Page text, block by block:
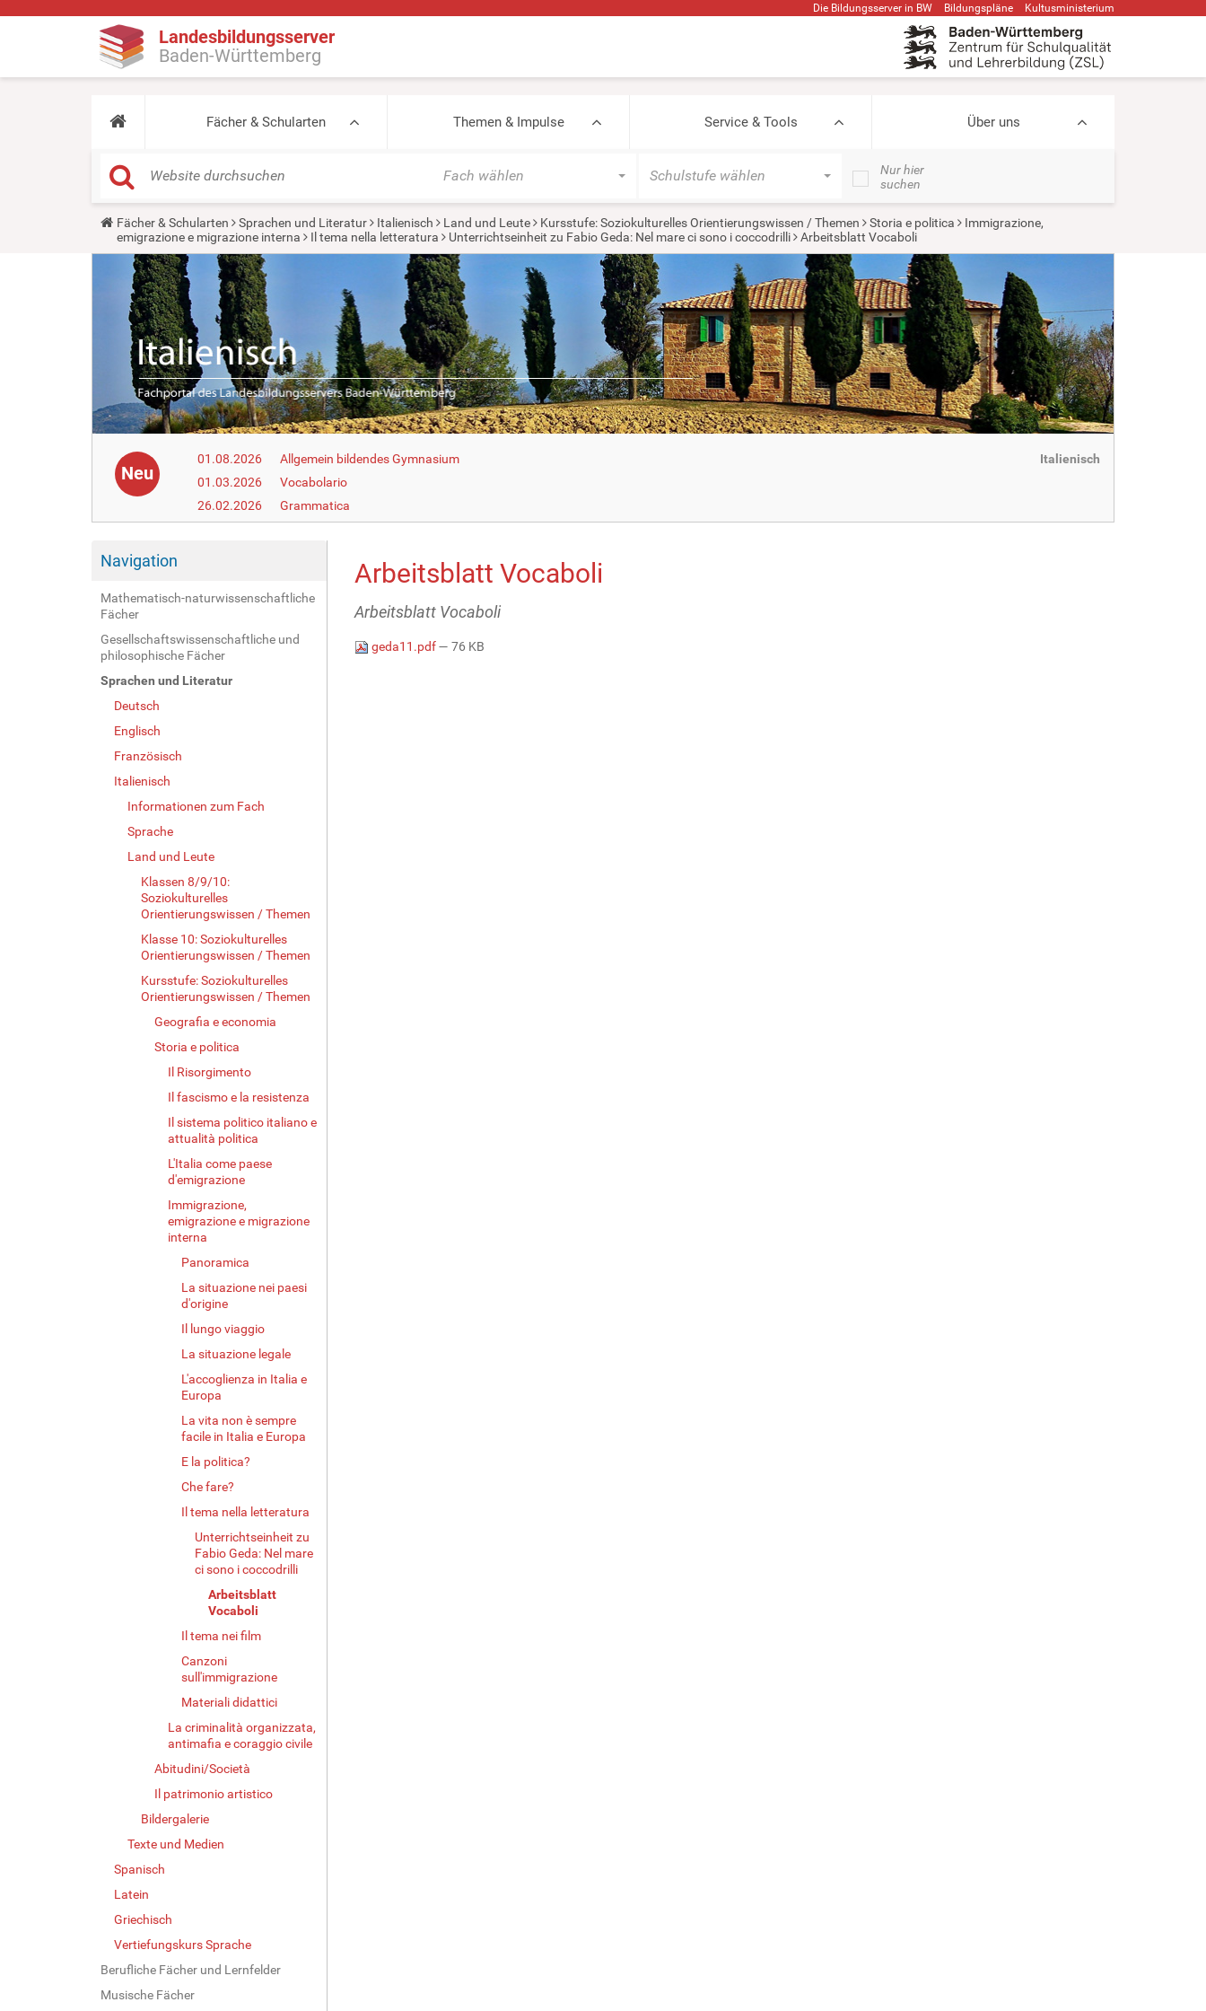
Die Bildungsserver in BW Bildungspläne Kultusministerium
Landesbildungsserver
Baden-Württemberg
Fächer & Schularten Themen & Impulse Service & Tools Über uns
Fach wählen Schulstufe wählen
Nur hier
suchen
Y
u
Fächer & Schularten Sprachen und Literatur Italienisch Land und Leute Kursstufe: Soziokulturelles Orientierungswissen / Themen Storia e politica
Immigrazione,
emigrazione e migrazione interna
Il tema nella letteratura Unterrichtseinheit zu Fabio Geda: Nel mare ci sono i coccodrilli Arbeitsblatt Vocaboli
Neu
01.08.2026
Allgemein bildendes Gymnasium
01.03.2026
Vocabolario
26.02.2026
Grammatica
Italienisch
Navigation
Mathematisch-naturwissenschaftliche
Fächer
Gesellschaftswissenschaftliche und
philosophische Fächer
Sprachen und Literatur
Deutsch
Englisch
Französisch
Italienisch
Informationen zum Fach
Sprache
Land und Leute
Klassen 8/9/10:
Soziokulturelles
Orientierungswissen / Themen
Klasse 10: Soziokulturelles
Orientierungswissen / Themen
Kursstufe: Soziokulturelles
Orientierungswissen / Themen
Geografia e economia
Storia e politica
Il Risorgimento
Il fascismo e la resistenza
Il sistema politico italiano e
attualità politica
L'Italia come paese
d'emigrazione
Immigrazione,
emigrazione e migrazione
interna
Panoramica
La situazione nei paesi
d'origine
Il lungo viaggio
La situazione legale
L'accoglienza in Italia e
Europa
La vita non è sempre
facile in Italia e Europa
E la politica?
Che fare?
Il tema nella letteratura
Unterrichtseinheit zu
Fabio Geda: Nel mare
ci sono i coccodrilli
Arbeitsblatt
Vocaboli
Il tema nei film
Canzoni
sull'immigrazione
Materiali didattici
La criminalità organizzata,
antimafia e coraggio civile
Abitudini/Società
Il patrimonio artistico
Bildergalerie
Texte und Medien
Spanisch
Latein
Griechisch
Vertiefungskurs Sprache
Berufliche Fächer und Lernfelder
Musische Fächer
Arbeitsblatt Vocaboli
Arbeitsblatt Vocaboli
geda11.pdf— 76 KB